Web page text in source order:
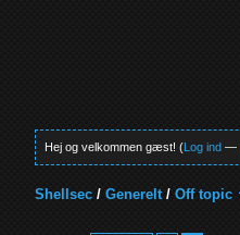
Hej og velkommen gæst! (Log ind —
Shellsec /Generelt/Off topic